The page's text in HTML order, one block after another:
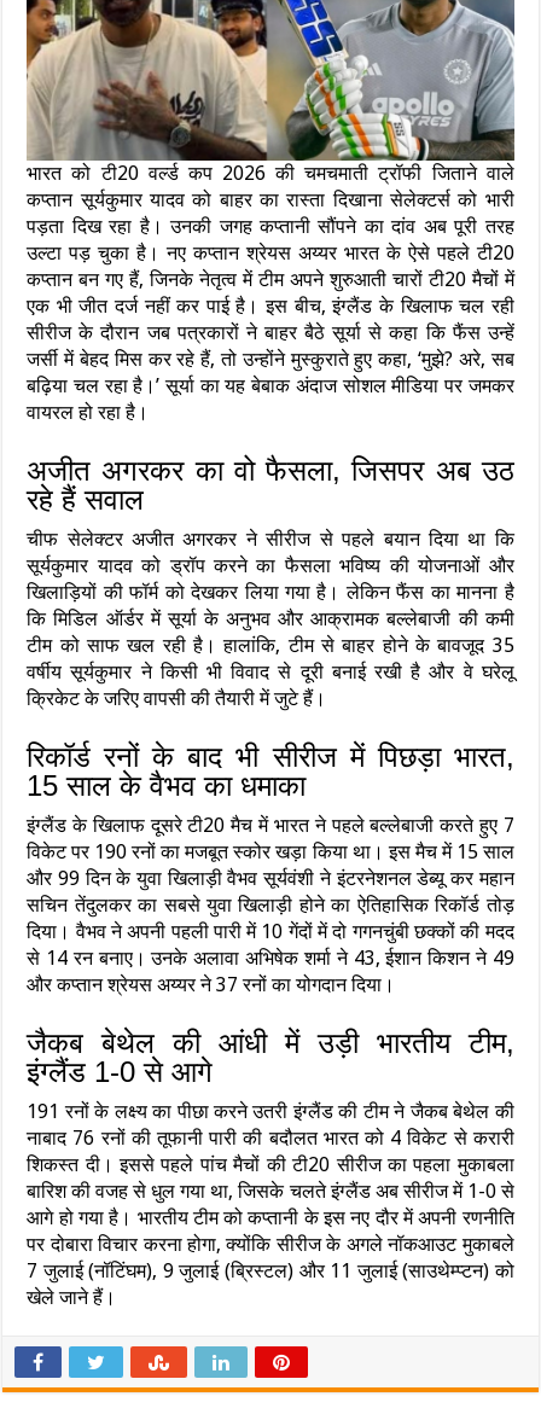
भारत को टी20 वर्ल्ड कप 2026 की चमचमाती ट्रॉफी जिताने वाले
कप्तान सूर्यकुमार यादव को बाहर का रास्ता दिखाना सेलेक्टर्स को भारी
पड़ता दिख रहा है। उनकी जगह कप्तानी सौंपने का दांव अब पूरी तरह
उल्टा पड़ चुका है। नए कप्तान श्रेयस अय्यर भारत के ऐसे पहले टी20
कप्तान बन गए हैं, जिनके नेतृत्व में टीम अपने शुरुआती चारों टी20 मैचों में
एक भी जीत दर्ज नहीं कर पाई है। इस बीच, इंग्लैंड के खिलाफ चल रही
सीरीज के दौरान जब पत्रकारों ने बाहर बैठे सूर्या से कहा कि फैंस उन्हें
जर्सी में बेहद मिस कर रहे हैं, तो उन्होंने मुस्कुराते हुए कहा, ‘मुझे? अरे, सब
बढ़िया चल रहा है।’ सूर्या का यह बेबाक अंदाज सोशल मीडिया पर जमकर
वायरल हो रहा है।
अजीत अगरकर का वो फैसला, जिसपर अब उठ
रहे हैं सवाल
चीफ सेलेक्टर अजीत अगरकर ने सीरीज से पहले बयान दिया था कि
सूर्यकुमार यादव को ड्रॉप करने का फैसला भविष्य की योजनाओं और
खिलाड़ियों की फॉर्म को देखकर लिया गया है। लेकिन फैंस का मानना है
कि मिडिल ऑर्डर में सूर्या के अनुभव और आक्रामक बल्लेबाजी की कमी
टीम को साफ खल रही है। हालांकि, टीम से बाहर होने के बावजूद 35
वर्षीय सूर्यकुमार ने किसी भी विवाद से दूरी बनाई रखी है और वे घरेलू
क्रिकेट के जरिए वापसी की तैयारी में जुटे हैं।
रिकॉर्ड रनों के बाद भी सीरीज में पिछड़ा भारत,
15 साल के वैभव का धमाका
इंग्लैंड के खिलाफ दूसरे टी20 मैच में भारत ने पहले बल्लेबाजी करते हुए 7
विकेट पर 190 रनों का मजबूत स्कोर खड़ा किया था। इस मैच में 15 साल
और 99 दिन के युवा खिलाड़ी वैभव सूर्यवंशी ने इंटरनेशनल डेब्यू कर महान
सचिन तेंदुलकर का सबसे युवा खिलाड़ी होने का ऐतिहासिक रिकॉर्ड तोड़
दिया। वैभव ने अपनी पहली पारी में 10 गेंदों में दो गगनचुंबी छक्कों की मदद
से 14 रन बनाए। उनके अलावा अभिषेक शर्मा ने 43, ईशान किशन ने 49
और कप्तान श्रेयस अय्यर ने 37 रनों का योगदान दिया।
जैकब बेथेल की आंधी में उड़ी भारतीय टीम,
इंग्लैंड 1-0 से आगे
191 रनों के लक्ष्य का पीछा करने उतरी इंग्लैंड की टीम ने जैकब बेथेल की
नाबाद 76 रनों की तूफानी पारी की बदौलत भारत को 4 विकेट से करारी
शिकस्त दी। इससे पहले पांच मैचों की टी20 सीरीज का पहला मुकाबला
बारिश की वजह से धुल गया था, जिसके चलते इंग्लैंड अब सीरीज में 1-0 से
आगे हो गया है। भारतीय टीम को कप्तानी के इस नए दौर में अपनी रणनीति
पर दोबारा विचार करना होगा, क्योंकि सीरीज के अगले नॉकआउट मुकाबले
7 जुलाई (नॉटिंघम), 9 जुलाई (ब्रिस्टल) और 11 जुलाई (साउथेम्प्टन) को
खेले जाने हैं।